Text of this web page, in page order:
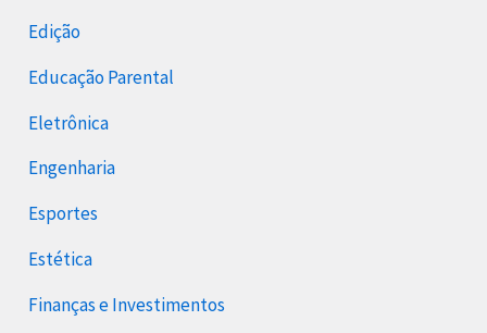
Edição
Educação Parental
Eletrônica
Engenharia
Esportes
Estética
Finanças e Investimentos